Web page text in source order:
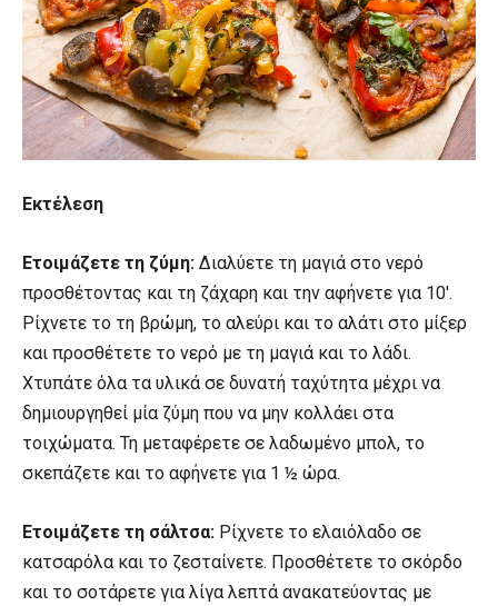
Εκτέλεση
Ετοιμάζετε τη ζύμη: Διαλύετε τη μαγιά στο νερό
προσθέτοντας και τη ζάχαρη και την αφήνετε για 10′.
Ρίχνετε το τη βρώμη, το αλεύρι και το αλάτι στο μίξερ
και προσθέτετε το νερό με τη μαγιά και το λάδι.
Χτυπάτε όλα τα υλικά σε δυνατή ταχύτητα μέχρι να
δημιουργηθεί μία ζύμη που να μην κολλάει στα
τοιχώματα. Τη μεταφέρετε σε λαδωμένο μπολ, το
σκεπάζετε και το αφήνετε για 1 ½ ώρα.
Ετοιμάζετε τη σάλτσα: Ρίχνετε το ελαιόλαδο σε
κατσαρόλα και το ζεσταίνετε. Προσθέτετε το σκόρδο
και το σοτάρετε για λίγα λεπτά ανακατεύοντας με